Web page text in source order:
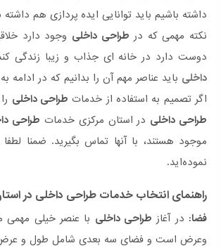
داشته باشیم باید توانایی ایده پردازی هم داشته
نکته مهمی که در طراحی داخلی وجود دارد
دوست دارد در خانه ای جذاب و زیبا زندگی
داخلی باید عناصر مهم آن را بدانیم که در ادامه
اگر تصمیم به استفاده از خدمات طراحی داخلی
طراحی داخلی در استان مرکزی خدمات طراحی
موجود هستند، با آنها تماس بگیرید. ضمنا
نموده‌اید.
راهنمای انتخاب خدمات طراحی داخلی در
فضا:در آغاز طراحی داخلی با عنصر خیلی
وعرض است و فضای سه بعدی شامل طول و عرض